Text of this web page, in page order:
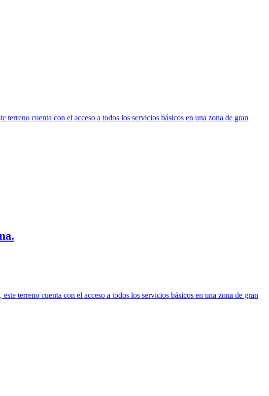
cuenta con el acceso a todos los servicios básicos en una zona de gran
terreno cuenta con el acceso a todos los servicios básicos en una zona de gran